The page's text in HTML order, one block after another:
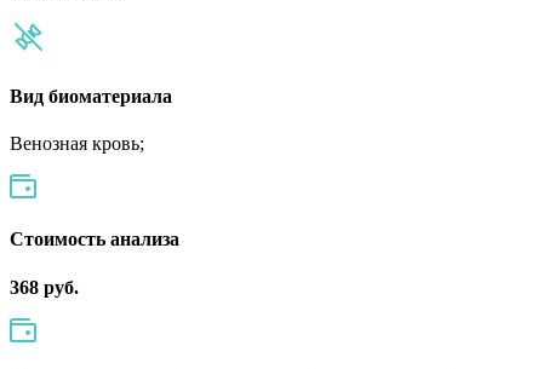
Вид биоматериала
Венозная кровь;
Cтоимость анализа
368 руб.